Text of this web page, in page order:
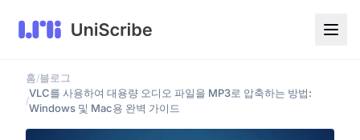
홈/블로그
/
VLC를 사용하여 대용량 오디오 파일을 MP3로 압축하는 방법:
Windows 및 Mac용 완벽 가이드